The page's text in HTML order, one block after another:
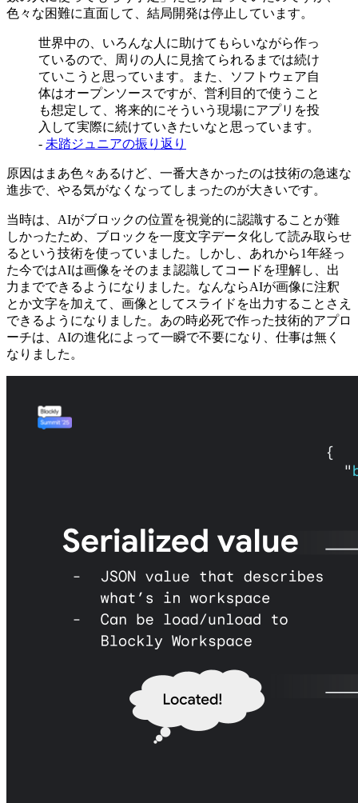
色々な困難に直面して、結局開発は停止しています。
世界中の、いろんな人に助けてもらいながら作っ
ているので、周りの人に見捨てられるまでは続け
ていこうと思っています。また、ソフトウェア自
体はオープンソースですが、営利目的で使うこと
も想定して、将来的にそういう現場にアプリを投
入して実際に続けていきたいなと思っています。
- 未踏ジュニアの振り返り
原因はまあ色々あるけど、一番大きかったのは技術の急速な
進歩で、やる気がなくなってしまったのが大きいです。
当時は、AIがブロックの位置を視覚的に認識することが難
しかったため、ブロックを一度文字データ化して読み取らせ
るという技術を使っていました。しかし、あれから1年経っ
た今ではAIは画像をそのまま認識してコードを理解し、出
力までできるようになりました。なんならAIが画像に注釈
とか文字を加えて、画像としてスライドを出力することさえ
できるようになりました。あの時必死で作った技術的アプロ
ーチは、AIの進化によって一瞬で不要になり、仕事は無く
なりました。